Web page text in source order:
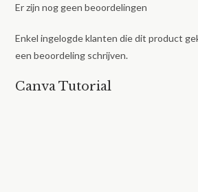
Er zijn nog geen beoordelingen
Enkel ingelogde klanten die dit product
een beoordeling schrijven.
Canva Tutorial